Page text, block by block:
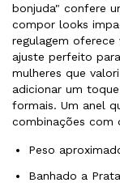
bonjuda" confere
compor looks
regulagem
ajuste perfeito
mulheres que
adicionar um
formais. Um anel
combinações com
Peso
Banhado a